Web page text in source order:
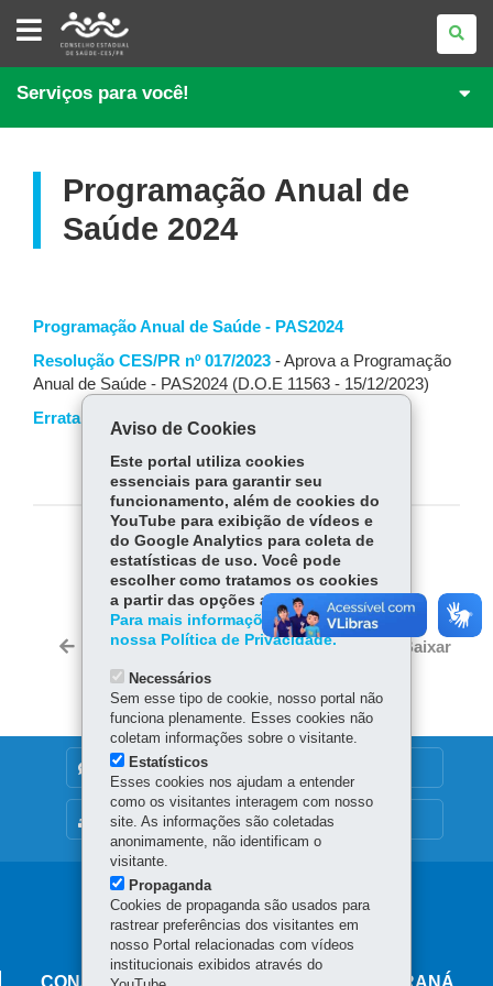
CONSELHO
ESTADUAL
DE
SAÚDE
PARANÁ
Serviços para você!
Programação Anual de
Saúde 2024
Programação Anual de Saúde - PAS2024
Resolução CES/PR nº 017/2023 - Aprova a Programação
Anual de Saúde - PAS2024 (D.O.E 11563 - 15/12/2023)
Errata PAS2024
COMPARTILHE:
Fa
ce
bo
Tw
W
ha
ts
p
Voltar Início Imprimir Baixar
MAPA DO SITE
DENUNCIE CORRUPÇÃO
Navegação
principal
CONSELHO ESTADUAL DE SAÚDE DO PARANÁ
Aviso de Cookies
Este portal utiliza cookies
essenciais para garantir seu
funcionamento, além de cookies do
YouTube para exibição de vídeos e
do Google Analytics para coleta de
estatísticas de uso. Você pode
escolher como tratamos os cookies
a partir das opções abaixo.
Para mais informações, acesse
nossa Política de Privacidade.
Necessários
Sem esse tipo de cookie, nosso portal não
funciona plenamente. Esses cookies não
coletam informações sobre o visitante.
Estatísticos
Esses cookies nos ajudam a entender
como os visitantes interagem com nosso
site. As informações são coletadas
anonimamente, não identificam o
visitante.
Propaganda
Cookies de propaganda são usados para
rastrear preferências dos visitantes em
nosso Portal relacionadas com vídeos
institucionais exibidos através do